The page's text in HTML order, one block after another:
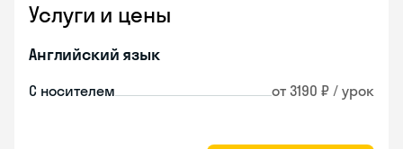
Услуги и цены
Английский язык
С носителем от 3190 ₽ / урок